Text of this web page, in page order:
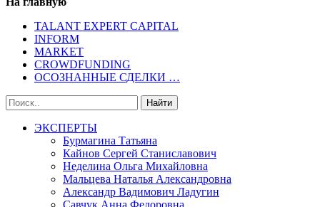
TALANT EXPERT CAPITAL
INFORM
MARKET
CROWDFUNDING
ОСОЗНАННЫЕ СДЕЛКИ …
ЭКСПЕРТЫ
Бурмагина Татьяна
Кайнов Сергей Станиславович
Неделина Ольга Михайловна
Мальцева Наталья Александровна
Александр Вадимович Ладугин
Савчук Анна Федоровна